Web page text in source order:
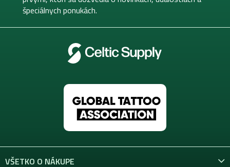
e
v
y
v
p
s
u
špeciálnych ponukách.
VŠETKO O NÁKUPE